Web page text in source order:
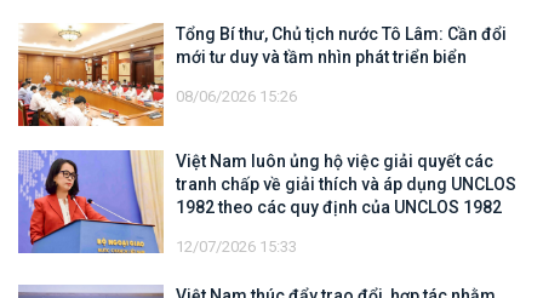
Tổng Bí thư, Chủ tịch nước Tô Lâm: Cần đổi
mới tư duy và tầm nhìn phát triển biển
08/06/2026 15:26
Việt Nam luôn ủng hộ việc giải quyết các
tranh chấp về giải thích và áp dụng UNCLOS
1982 theo các quy định của UNCLOS 1982
12/07/2026 15:33